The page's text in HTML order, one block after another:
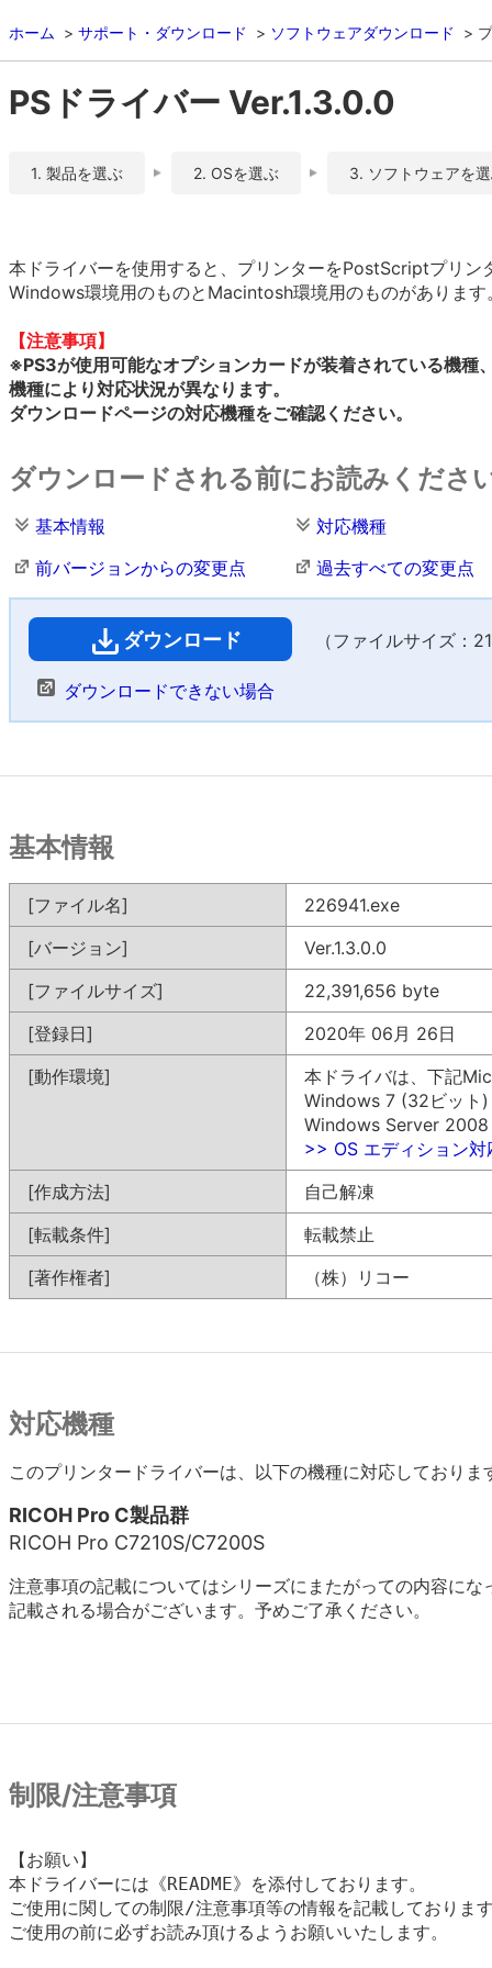
ホーム サポート・ダウンロード ソフトウェアダウンロード
PSドライバー Ver.1.3.0.0
1. 製品を選ぶ 2. OSを選ぶ 3. ソフトウェアを
本ドライバーを使用すると、プリンターをPostScriptプリ
Windows環境用のものとMacintosh環境用のものがありま
【注意事項】
※PS3が使用可能なオプションカードが装着されている機種
機種により対応状況が異なります。
ダウンロードページの対応機種をご確認ください。
ダウンロードされる前にお読みくださ
基本情報
対応機種
前バージョンからの変更点
過去すべての変更点
ダウンロード （ファイルサイズ：
ダウンロードできない場合
基本情報
[ファイル名]
226941.exe
[バージョン]
Ver.1.3.0.0
[ファイルサイズ]
22,391,656 byte
[登録日]
2020年 06月 26日
[動作環境]
本ドライバは、下記
Windows 7 (32ビット)
Windows Server
>> OS エディション対
[作成方法]
自己解凍
[転載条件]
転載禁止
[著作権者]
（株）リコー
対応機種
このプリンタードライバーは、以下の機種に対応しておりま
RICOH Pro C製品群
RICOH Pro C7210S/C7200S
注意事項の記載についてはシリーズにまたがっての内容に
記載される場合がございます。予めご了承ください。
制限/注意事項
【お願い】
本ドライバーには《README》を添付しております。
ご使用に関しての制限/注意事項等の情報を記載しておりま
ご使用の前に必ずお読み頂けるようお願いいたします。